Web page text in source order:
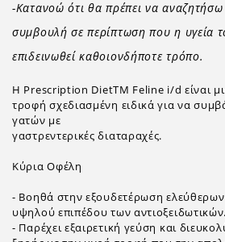
-Κατανοώ ότι θα πρέπει να αναζητήσω
συμβουλή σε περίπτωση που η υγεία
επιδεινωθεί καθοιονδήποτε τρόπο.
Η Prescription DietΤΜ Feline i/d είναι
τροφή σχεδιασμένη ειδικά για να
γατών με
γαστρεντερικές διαταραχές.
Κύρια Οφέλη
- Βοηθά στην εξουδετέρωση
υψηλού επιπέδου των αντιοξειδωτικών.
- Παρέχει εξαιρετική γεύση και